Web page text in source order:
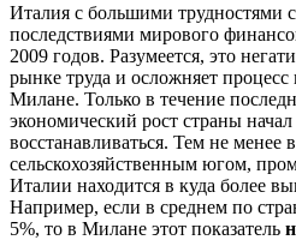
Италия с большими трудностями
последствиями мирового
2009 годов. Разумеется, это
рынке труда и осложняет процесс
Милане. Только в течение
экономический рост страны
восстанавливаться. Тем не менее
сельскохозяйственным югом,
Италии находится в куда более
Например, если в среднем по
5%, то в Милане этот показатель